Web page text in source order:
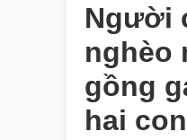
Người
nghèo
gồng
hai